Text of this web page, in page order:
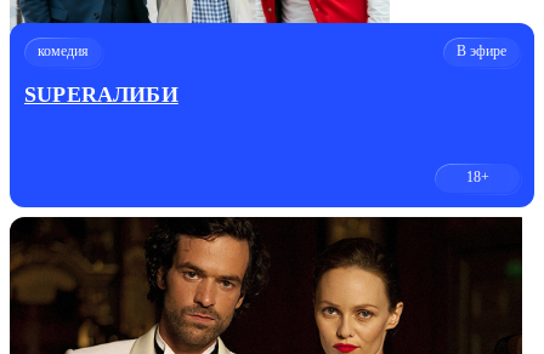
комедия В эфире
SUPERАЛИБИ
18+